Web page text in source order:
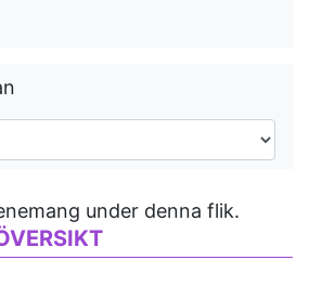
under denna flik.